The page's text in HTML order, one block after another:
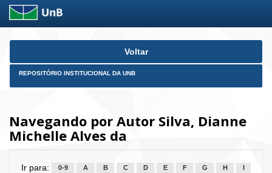
Skip
Voltar
REPOSITÓRIO INSTITUCIONAL DA UNB
Navegando por Autor Silva, Dianne
Michelle Alves da
Ir para: 0-9 A B C D E F G H